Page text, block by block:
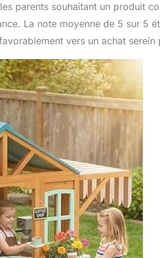
parents souhaitant un produit
La note moyenne de 5 sur 5
vers un achat